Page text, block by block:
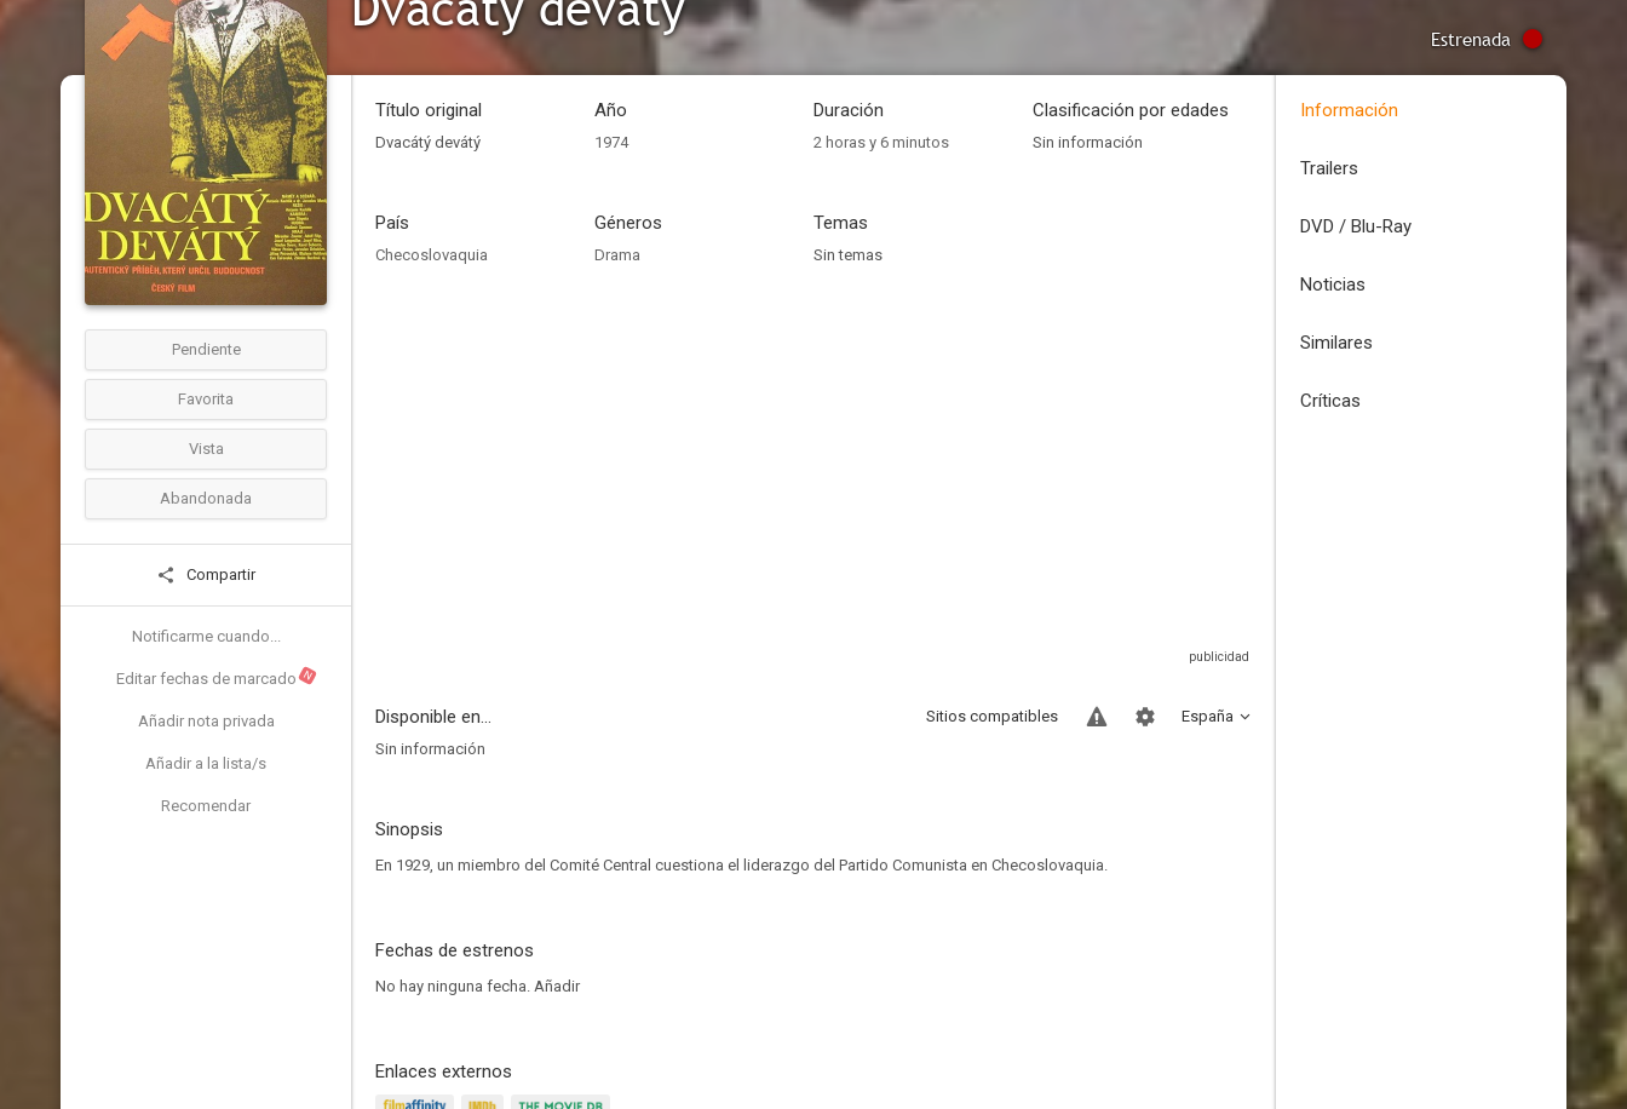
Estrenada
Pendiente
Favorita
Vista
Abandonada
Compartir
Notificarme cuando...
Editar fechas de marcado N
Añadir nota privada
Añadir a la lista/s
Recomendar
Título original
Dvacátý devátý
Año
1974
Duración
2 horas y 6 minutos
Clasificación por edades
Sin información
País
Checoslovaquia
Géneros
Drama
Temas
Sin temas
Disponible en... España
Sitios compatibles
Sin información
Sinopsis
En 1929, un miembro del Comité Central cuestiona el liderazgo del Partido Comunista en Checoslovaquia.
Fechas de estrenos
No hay ninguna fecha. Añadir
Enlaces externos
Información
Trailers
DVD / Blu-Ray
Noticias
Similares
Críticas